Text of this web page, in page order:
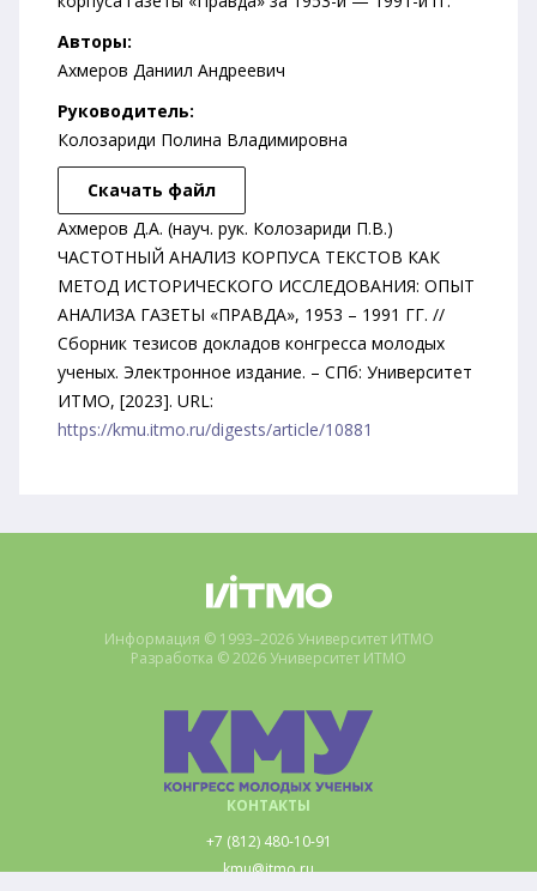
Авторы:
Ахмеров Даниил Андреевич
Руководитель:
Колозариди Полина Владимировна
Скачать файл
Ахмеров Д.А. (науч. рук. Колозариди П.В.)
ЧАСТОТНЫЙ АНАЛИЗ КОРПУСА ТЕКСТОВ КАК
МЕТОД ИСТОРИЧЕСКОГО ИССЛЕДОВАНИЯ: ОПЫТ
АНАЛИЗА ГАЗЕТЫ «ПРАВДА», 1953 – 1991 ГГ. //
Сборник тезисов докладов конгресса молодых
ученых. Электронное издание. – СПб: Университет
ИТМО, [2023]. URL:
https://kmu.itmo.ru/digests/article/10881
Информация © 1993–2026 Университет ИТМО
Разработка © 2026 Университет ИТМО
КОНТАКТЫ
+7 (812) 480-10-91
kmu@itmo.ru